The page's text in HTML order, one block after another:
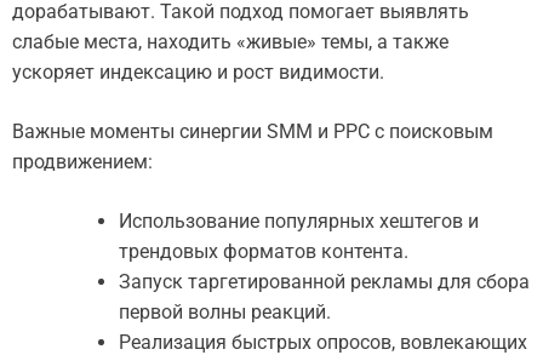
дорабатывают. Такой подход помогает выявлять
слабые места, находить «живые» темы, а также
ускоряет индексацию и рост видимости.
Важные моменты синергии SMM и PPC с поисковым
продвижением:
Использование популярных хештегов и
трендовых форматов контента.
Запуск таргетированной рекламы для сбора
первой волны реакций.
Реализация быстрых опросов, вовлекающих